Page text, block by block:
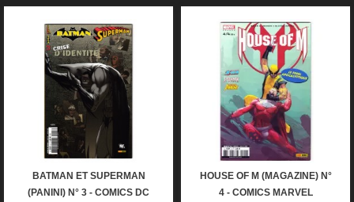
BATMAN ET SUPERMAN
(PANINI) N° 3 - COMICS DC
HOUSE OF M (MAGAZINE) N°
4 - COMICS MARVEL